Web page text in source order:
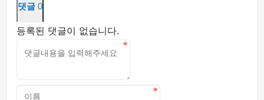
댓글 0
등록된 댓글이 없습니다.